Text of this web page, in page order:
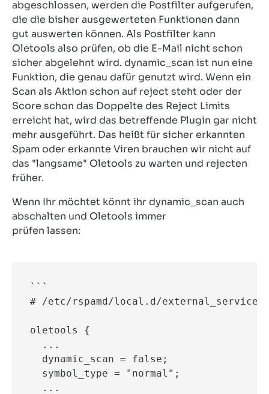
abgeschlossen, werden die Postfilter aufgerufen,
die die bisher ausgewerteten Funktionen dann
gut auswerten können. Als Postfilter kann
Oletools also prüfen, ob die E-Mail nicht schon
sicher abgelehnt wird. dynamic_scan ist nun eine
Funktion, die genau dafür genutzt wird. Wenn ein
Scan als Aktion schon auf reject steht oder der
Score schon das Doppelte des Reject Limits
erreicht hat, wird das betreffende Plugin gar nicht
mehr ausgeführt. Das heißt für sicher erkannten
Spam oder erkannte Viren brauchen wir nicht auf
das "langsame" Oletools zu warten und rejecten
früher.
Wenn Ihr möchtet könnt ihr dynamic_scan auch
abschalten und Oletools immer
prüfen lassen:
```
# /etc/rspamd/local.d/
oletools {
  ...
  dynamic_scan = false;
  symbol_type = "normal";
  ...